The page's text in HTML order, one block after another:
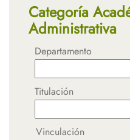
Categoría
Administrativa
Departamento
Titulación
Vinculación